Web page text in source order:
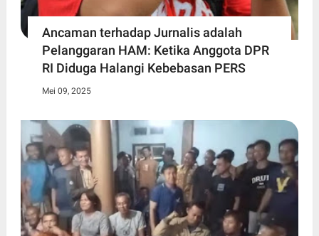
Ancaman terhadap Jurnalis adalah
Pelanggaran HAM: Ketika Anggota DPR
RI Diduga Halangi Kebebasan PERS
Mei 09, 2025